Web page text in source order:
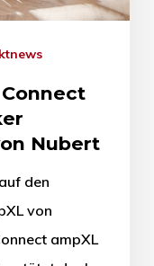
Nubert
den
von
ampXL